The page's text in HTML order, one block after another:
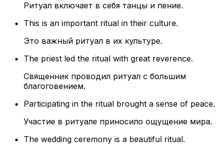
Ритуал включает в себя танцы и пение.
This is an important ritual in their culture.
Это важный ритуал в их культуре.
The priest led the ritual with great reverence.
Священник проводил ритуал с большим
благоговением.
Participating in the ritual brought a sense of peace.
Участие в ритуале приносило ощущение мира.
The wedding ceremony is a beautiful ritual.